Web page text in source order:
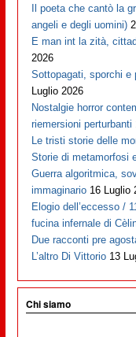
Il poeta che cantò la
angeli e degli uomini)
E man int la zità,
2026
Sottopagati, sporchi
Luglio 2026
Nostalgie horror
riemersioni perturbanti
Le tristi storie delle
Storie di metamorfosi
Guerra algoritmica,
immaginario 16 Luglio
Elogio dell’eccesso /
fucina infernale di
Due racconti pre
L’altro Di Vittorio 13
Chi siamo